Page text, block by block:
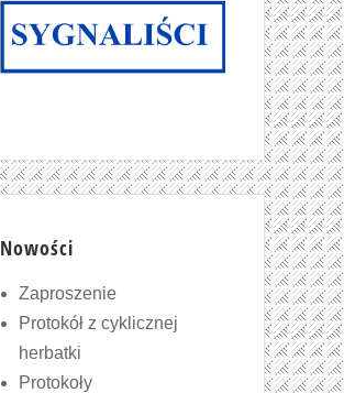
Nowości
Zaproszenie
Protokół z cyklicznej
herbatki
Protokoły